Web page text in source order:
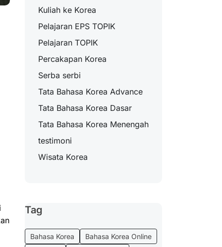
Kuliah ke Korea
Pelajaran EPS TOPIK
Pelajaran TOPIK
Percakapan Korea
Serba serbi
Tata Bahasa Korea Advance
Tata Bahasa Korea Dasar
Tata Bahasa Korea Menengah
testimoni
Wisata Korea
Tag
Bahasa Korea
Bahasa Korea Online